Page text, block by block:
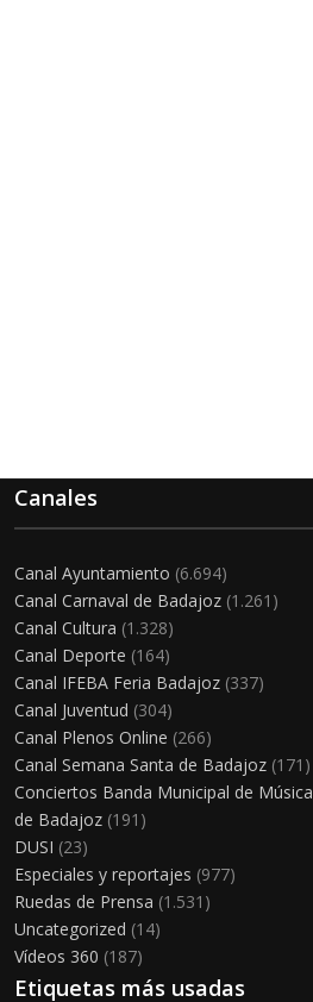
Canales
Canal Ayuntamiento (6.694)
Canal Carnaval de Badajoz (1.261)
Canal Cultura (1.328)
Canal Deporte (164)
Canal IFEBA Feria Badajoz (337)
Canal Juventud (304)
Canal Plenos Online (266)
Canal Semana Santa de Badajoz (171)
Conciertos Banda Municipal de Música
de Badajoz (191)
DUSI (23)
Especiales y reportajes (977)
Ruedas de Prensa (1.531)
Uncategorized (14)
Vídeos 360 (187)
Etiquetas más usadas